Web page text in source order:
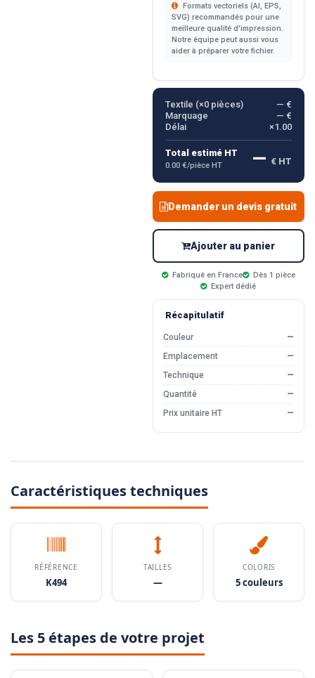
Formats vectoriels (AI, EPS,
SVG) recommandés pour une
meilleure qualité d'impression.
Notre équipe peut aussi vous
aider à préparer votre fichier.
Textile (×0pièces)
— €
Marquage
— €
Délai
×1.00
Total estimé HT
0.00 €/pièce HT — € HT
Demander un devis gratuit
Ajouter au panier
Fabriqué en France
Dès 1 pièce
Expert dédié
Récapitulatif
Couleur
—
Emplacement
—
Technique
—
Quantité
—
Prix unitaire HT
—
Caractéristiques techniques
RÉFÉRENCE
K494
TAILLES
—
COLORIS
5 couleurs
Les 5 étapes de votre projet